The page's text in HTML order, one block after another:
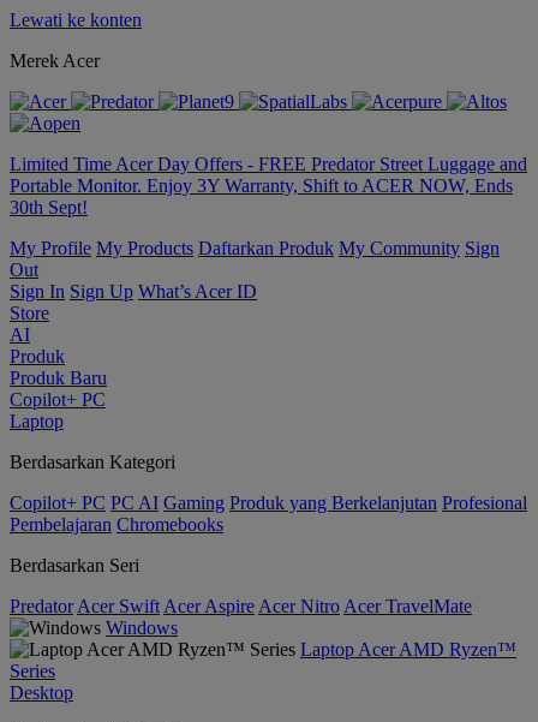
Lewati ke konten
Merek Acer
Limited Time Acer Day Offers - FREE Predator Street Luggage and
Portable Monitor. Enjoy 3Y Warranty, Shift to ACER NOW, Ends
30th Sept!
My Profile My Products Daftarkan Produk My Community Sign
Out
Sign In Sign Up What’s Acer ID
Store
AI
Produk
Produk Baru
Copilot+ PC
Laptop
Berdasarkan Kategori
Copilot+ PC PC AI Gaming Produk yang Berkelanjutan Profesional
Pembelajaran Chromebooks
Berdasarkan Seri
Predator Acer Swift Acer Aspire Acer Nitro Acer TravelMate
Windows
Laptop Acer AMD Ryzen™
Series
Desktop